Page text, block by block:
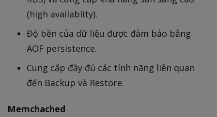
(high availablity).
Độ bền của dữ liệu được đảm bảo bằng
AOF persistence.
Cung cấp đầy đủ các tính năng liên quan
đến Backup và Restore.
Memchached